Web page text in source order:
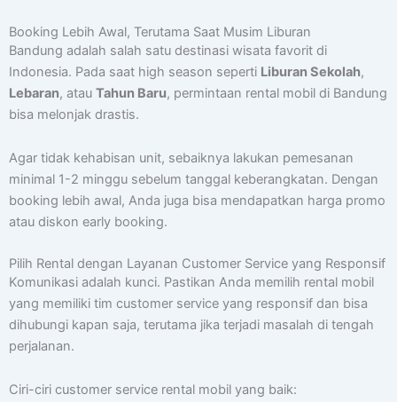
Booking Lebih Awal, Terutama Saat Musim Liburan
Bandung adalah salah satu destinasi wisata favorit di
Indonesia. Pada saat high season seperti Liburan Sekolah,
Lebaran, atau Tahun Baru, permintaan rental mobil di Bandung
bisa melonjak drastis.
Agar tidak kehabisan unit, sebaiknya lakukan pemesanan
minimal 1-2 minggu sebelum tanggal keberangkatan. Dengan
booking lebih awal, Anda juga bisa mendapatkan harga promo
atau diskon early booking.
Pilih Rental dengan Layanan Customer Service yang Responsif
Komunikasi adalah kunci. Pastikan Anda memilih rental mobil
yang memiliki tim customer service yang responsif dan bisa
dihubungi kapan saja, terutama jika terjadi masalah di tengah
perjalanan.
Ciri-ciri customer service rental mobil yang baik: